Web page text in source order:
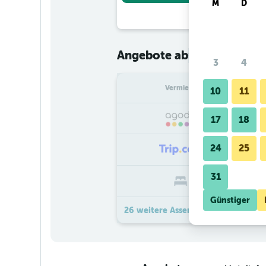
Angebote ab€ 39
Vermieter
26 weitere Assenzio Angebote
M D
3 4
10 11
17 18
24 25
31
Günstiger